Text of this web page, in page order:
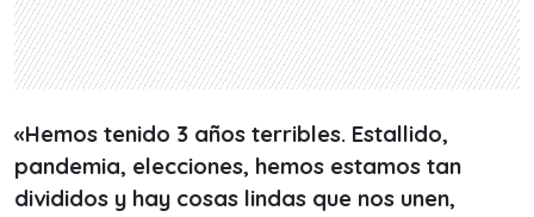
«Hemos tenido 3 años terribles. Estallido,
pandemia, elecciones, hemos estamos tan
divididos y hay cosas lindas que nos unen,